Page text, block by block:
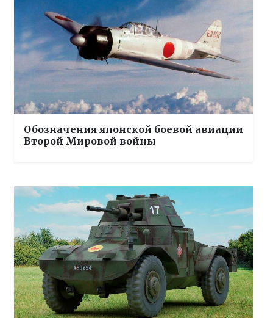
Обозначения японской боевой авиации
Второй Мировой войны